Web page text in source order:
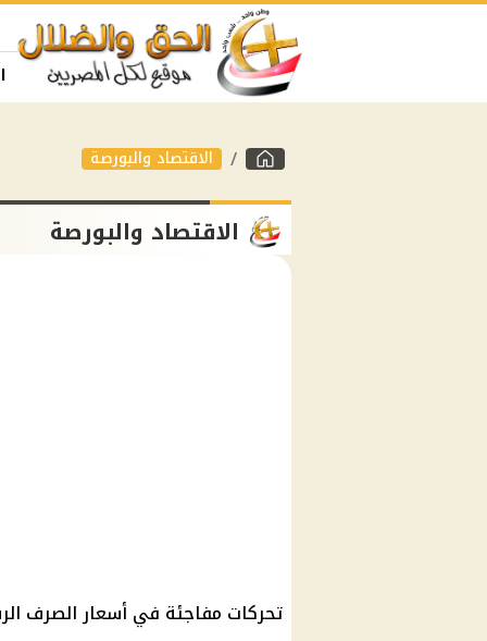
الاقتصاد والبورصة
الاقتصاد والبورصة
تحركات مفاجئة في أسعار الصرف